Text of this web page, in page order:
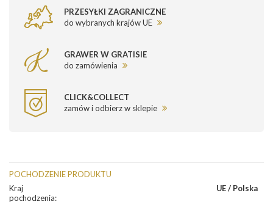
PRZESYŁKI ZAGRANICZNE
do wybranych krajów UE
GRAWER W GRATISIE
do zamówienia
CLICK&COLLECT
zamów i odbierz w sklepie
POCHODZENIE PRODUKTU
Kraj
pochodzenia:
UE / Polska